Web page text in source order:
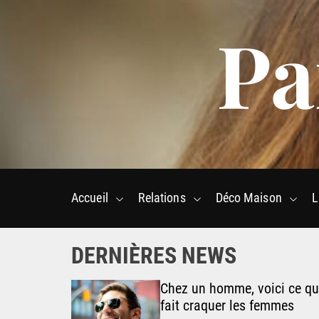
t
Accueil Relations Déco Maison
DERNIÈRES NEWS
Chez un homme, voici ce
fait craquer les femmes